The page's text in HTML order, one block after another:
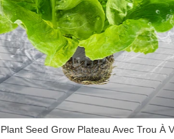
Seed Grow Plateau Avec Trou À